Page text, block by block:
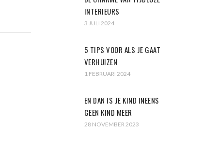
INTERIEURS
3 JULI 2024
5 TIPS VOOR ALS JE GAAT
VERHUIZEN
1 FEBRUARI 2024
EN DAN IS JE KIND INEENS
GEEN KIND MEER
28 NOVEMBER 2023